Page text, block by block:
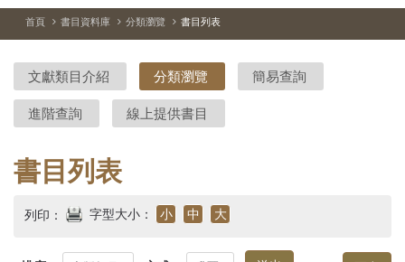
院-
臺
灣
史
研
究
閉
站
停、
圖
圖
結
首頁 書目資料庫 分類瀏覽 書目列表
文獻類目介紹 分類瀏覽 簡易查詢
進階查詢 線上提供書目
書目列表
列印： 字型大小： 小 中 大